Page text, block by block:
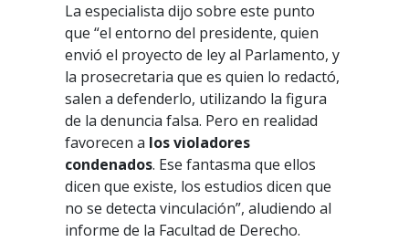
La especialista dijo sobre este punto
que “el entorno del presidente, quien
envió el proyecto de ley al Parlamento, y
la prosecretaria que es quien lo redactó,
salen a defenderlo, utilizando la figura
de la denuncia falsa. Pero en realidad
favorecen a los violadores
condenados. Ese fantasma que ellos
dicen que existe, los estudios dicen que
no se detecta vinculación”, aludiendo al
informe de la Facultad de Derecho.